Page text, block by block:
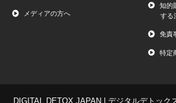
メディアの方へ
知的
する
免責
特定
DIGITAL DETOX JAPAN | デジタルデトック